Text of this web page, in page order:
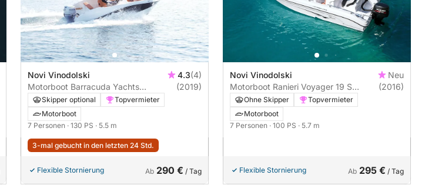
Novi Vinodolski 4.3(4)
Motorboot Barracuda Yachts
Barracuda 545 130PS
(2019)
Skipper optional
Topvermieter
Motorboot
7 Personen · 130 PS · 5.5 m
3-mal gebucht in den letzten 24 Std.
Flexible Stornierung Ab 290 € / Tag
Novi Vinodolski
Neu
Motorboot Ranieri Voyager 19 S
100PS
(2016)
Ohne Skipper
Topvermieter
Motorboot
7 Personen · 100 PS · 5.7 m
Flexible Stornierung Ab 295 € / Tag